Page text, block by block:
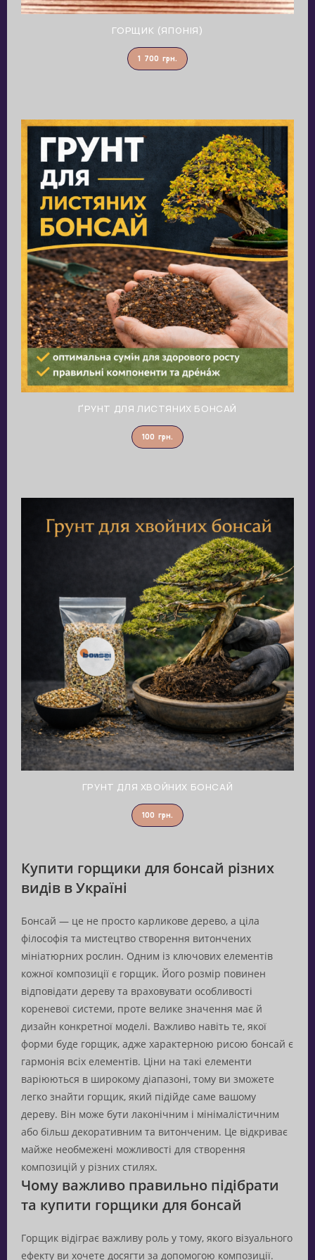
ГОРЩИК (ЯПОНІЯ)
1 700 грн.
ҐРУНТ ДЛЯ ЛИСТЯНИХ БОНСАЙ
100 грн.
ГРУНТ ДЛЯ ХВОЙНИХ БОНСАЙ
100 грн.
Купити горщики для бонсай різних
видів в Україні
Бонсай — це не просто карликове дерево, а ціла
філософія та мистецтво створення витончених
мініатюрних рослин. Одним із ключових елементів
кожної композиції є горщик. Його розмір повинен
відповідати дереву та враховувати особливості
кореневої системи, проте велике значення має й
дизайн конкретної моделі. Важливо навіть те, якої
форми буде горщик, адже характерною рисою бонсай є
гармонія всіх елементів. Ціни на такі елементи
варіюються в широкому діапазоні, тому ви зможете
легко знайти горщик, який підійде саме вашому
дереву. Він може бути лаконічним і мінімалістичним
або більш декоративним та витонченим. Це відкриває
майже необмежені можливості для створення
композицій у різних стилях.
Чому важливо правильно підібрати
та купити горщики для бонсай
Горщик відіграє важливу роль у тому, якого візуального
ефекту ви хочете досягти за допомогою композиції.